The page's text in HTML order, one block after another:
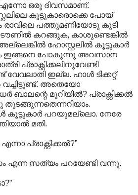
ഒരു ദിവസമാണ്.
കൂട്ടുകാരൊക്കെ പോയ്
പത്തുമണിയോടു കൂടി
കറങ്ങുക, കാശുണ്ടെങ്കിൽ
ഹോസ്റ്റലിൽ കൂട്ടുകാർ
ഇങ്ങനെ പോകുന്നു അവസാന
പ്രാക്റ്റിക്കലിനുവേണ്ടി
ഇല്ല. ഹാ‍ൾ ടിക്കറ്റ്
വച്ചിട്ടുണ്ട്. അതെയോ
ബാലന്റെ മുറിയിൽ? പ്രാക്റ്റിക്കൽ
കൂട്ടുകാർ പറയുമല്ലൊ. നേരേ
മതി.
പ്രാക്റ്റിക്കൽ?”
സത്യം പറയേണ്ടി വന്നു.